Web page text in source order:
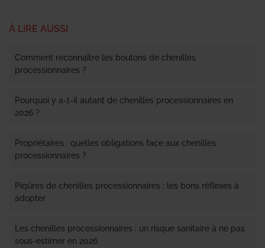
À LIRE AUSSI
Comment reconnaître les boutons de chenilles
processionnaires ?
Pourquoi y a-t-il autant de chenilles processionnaires en
2026 ?
Propriétaires : quelles obligations face aux chenilles
processionnaires ?
Piqûres de chenilles processionnaires : les bons réflexes à
adopter
Les chenilles processionnaires : un risque sanitaire à ne pas
sous-estimer en 2026